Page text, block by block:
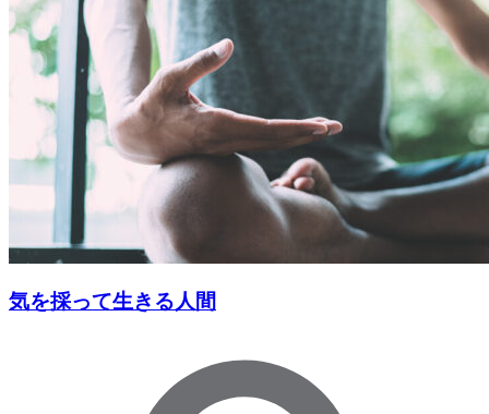
気を採って生きる人間